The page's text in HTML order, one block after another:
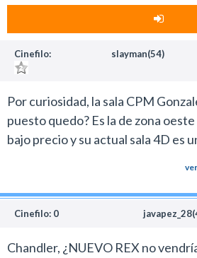
Cinefilo: slayman(54)
Por curiosidad, la sala CPM
puesto quedo? Es la de zona
bajo precio y su actual sala 4D es
Cinefilo: 0
Chandler, ¿NUEVO REX no